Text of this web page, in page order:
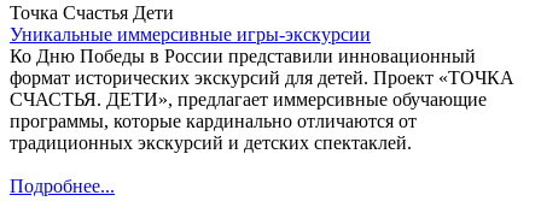
Точка Счастья Дети
Уникальные иммерсивные игры-экскурсии
Ко Дню Победы в России представили инновационный
формат исторических экскурсий для детей. Проект «ТОЧКА
СЧАСТЬЯ. ДЕТИ», предлагает иммерсивные обучающие
программы, которые кардинально отличаются от
традиционных экскурсий и детских спектаклей.
Подробнее...